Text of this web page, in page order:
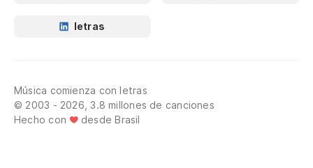
letras
Música comienza con letras
© 2003 - 2026, 3.8 millones de canciones
Hecho con
desde Brasil